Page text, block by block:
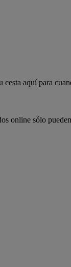
cesta aquí para
online sólo